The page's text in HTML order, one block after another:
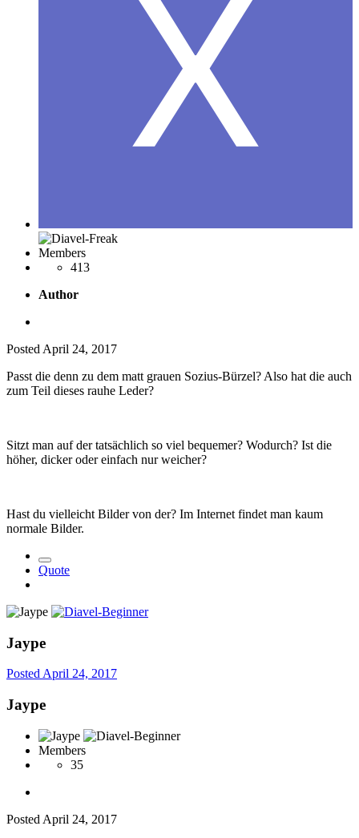
Members
413
Author
Posted April 24, 2017
Passt die denn zu dem matt grauen Sozius-Bürzel? Also hat die auch
zum Teil dieses rauhe Leder?
Sitzt man auf der tatsächlich so viel bequemer? Wodurch? Ist die
höher, dicker oder einfach nur weicher?
Hast du vielleicht Bilder von der? Im Internet findet man kaum
normale Bilder.
Quote
Jaype
Posted April 24, 2017
Jaype
Members
35
Posted April 24, 2017